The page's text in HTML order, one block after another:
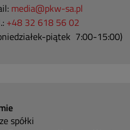
media@pkw-sa.pl
+48 32 618 56 02
piątek 7:00-15:00)
spółki